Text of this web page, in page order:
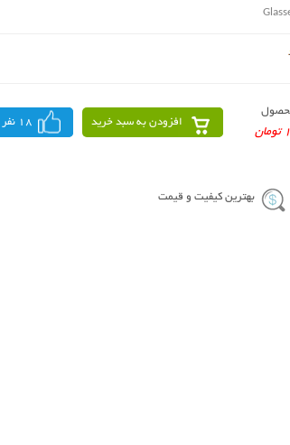
افزودن به سبد خرید 18 نفر
بهترین کیفیت و قیمت